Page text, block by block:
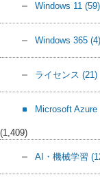
Windows 11 (59)
Windows 365 (4)
ライセンス (21)
Microsoft Azure
(1,409)
AI・機械学習